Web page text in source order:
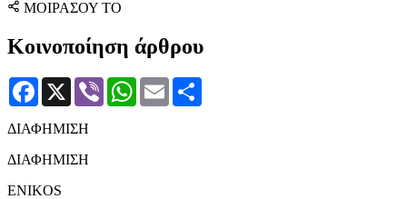
ΜΟΙΡΑΣΟΥ ΤΟ
Κοινοποίηση άρθρου
Facebook
X Viber WhatsApp
Email
ΔΙΑΦΗΜΙΣΗ
ΔΙΑΦΗΜΙΣΗ
ENIKOS